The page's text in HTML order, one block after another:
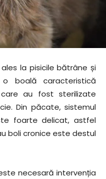
la pisicile bătrâne și
boală caracteristică
au fost sterilizate
Din păcate, sistemul
foarte delicat, astfel
boli cronice este destul
necesară intervenția